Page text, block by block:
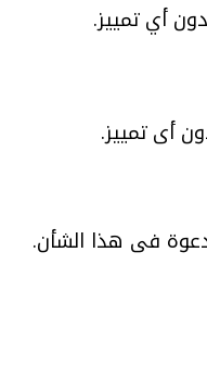
أي تمييز.
أى تمييز.
دعوة فى هذا الشأن.